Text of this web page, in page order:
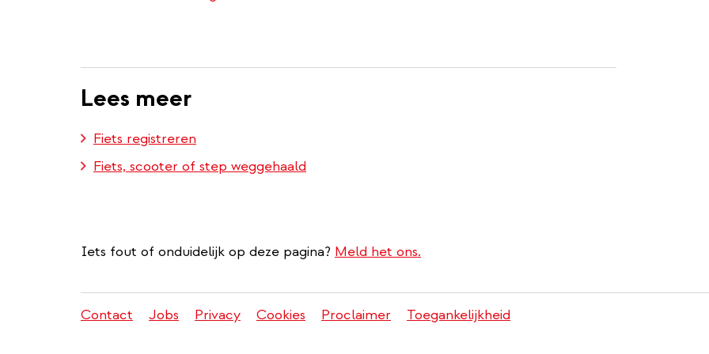
Lees meer
Fiets registreren
Fiets, scooter of step weggehaald
Iets fout of onduidelijk op deze pagina? Meld het ons.
Juridisch
Contact Jobs Privacy Cookies Proclaimer Toegankelijkheid